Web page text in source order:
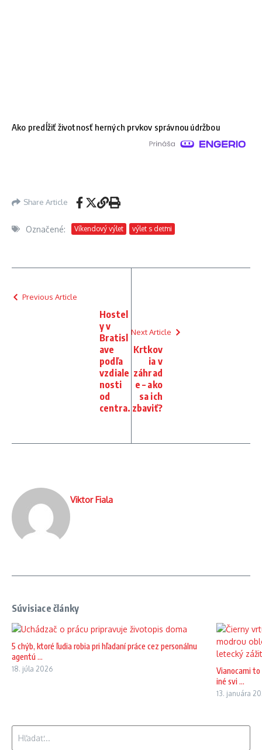
Ako predĺžiť životnosť herných prvkov správnou údržbou
Share Article
Označené: Víkendový výlet výlet s deťmi
Previous Article
Hostel
y v
Bratisl
ave
podľa
vzdiale
nosti
od
centra.
Next Article
Krtkov
ia v
záhrad
e – ako
sa ich
zbaviť?
Viktor Fiala
Súvisiace články
5 chýb, ktoré ľudia robia pri hľadaní práce cez personálnu
agentú ...
18. júla 2026
Vianocami to
iné svi ...
13. januára